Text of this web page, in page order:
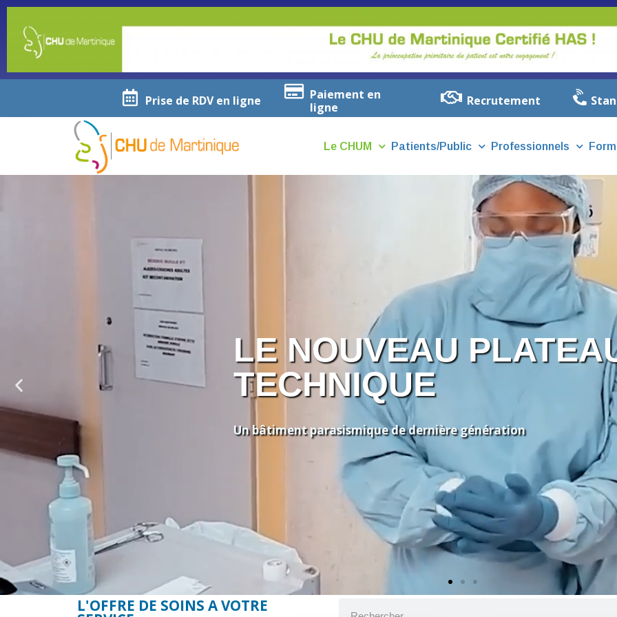
Prise de RDV en ligne
Paiement en
ligne
Recrutement
Le CHUM Patients/Public Professionnels
LE NOUVEAU
TECHNIQUE
Un bâtiment parasismique de dernière génération
L'OFFRE DE SOINS A VOTRE